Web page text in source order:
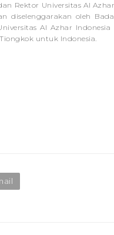
Rektor Universitas Al
diselenggarakan oleh
Al Azhar
untuk Indonesia.